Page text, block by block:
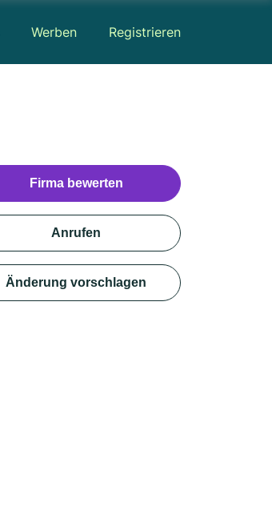
Werben Registrieren
Firma bewerten
Anrufen
Änderung vorschlagen